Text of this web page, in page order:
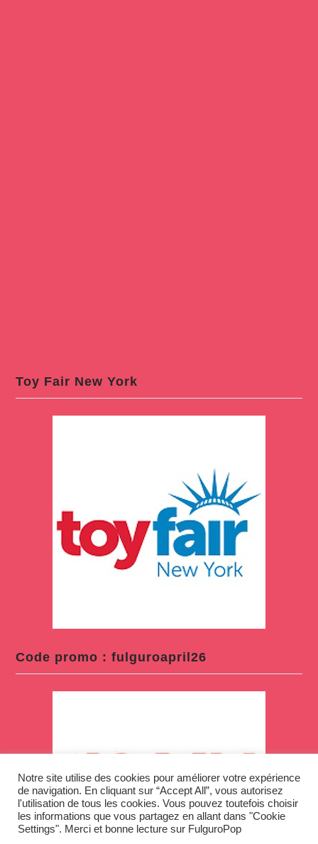
Toy Fair New York
Code promo : fulguroapril26
Notre site utilise des cookies pour améliorer votre expérience
de navigation. En cliquant sur “Accept All”, vous autorisez
l'utilisation de tous les cookies. Vous pouvez toutefois choisir
les informations que vous partagez en allant dans "Cookie
Settings". Merci et bonne lecture sur FulguroPop